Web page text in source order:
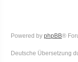
Powered by phpBB®
Deutsche Übersetzung